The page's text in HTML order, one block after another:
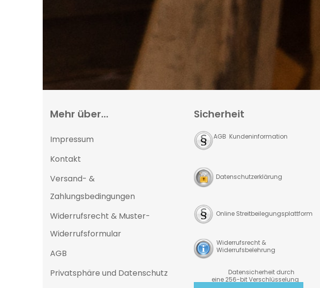
Mehr über...
Impressum
Kontakt
Versand- &
Zahlungsbedingungen
Widerrufsrecht & Muster-
Widerrufsformular
AGB
Privatsphäre und Datenschutz
Sicherheit
AGB Kundeninformation
Datenschutzerklärung
Online Streitbeilegungsplattform
Widerrufsrecht &
Widerrufsbelehrung
Datensicherheit durch
eine 256-bit Verschlüsselung